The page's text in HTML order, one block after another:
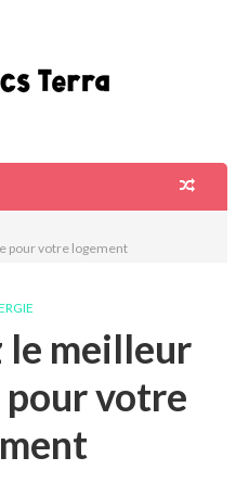
pour votre logement
le meilleur
votre